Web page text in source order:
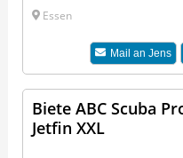
Essen
Mail anJens
Biete ABC Scuba
Jetfin XXL